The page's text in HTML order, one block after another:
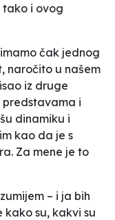
tako i ovog
čak jednog
naročito u našem
iz druge
predstavama i
dinamiku i
kao da je s
Za mene je to
– i ja bih
su, kakvi su